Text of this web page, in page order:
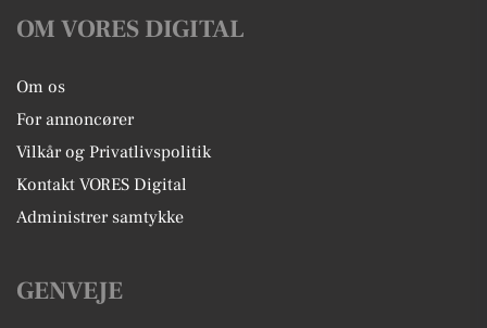
OM VORES DIGITAL
Om os
For annoncører
Vilkår og Privatlivspolitik
Kontakt VORES Digital
Administrer samtykke
GENVEJE